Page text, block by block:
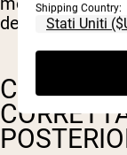
COME
Shipping Country: